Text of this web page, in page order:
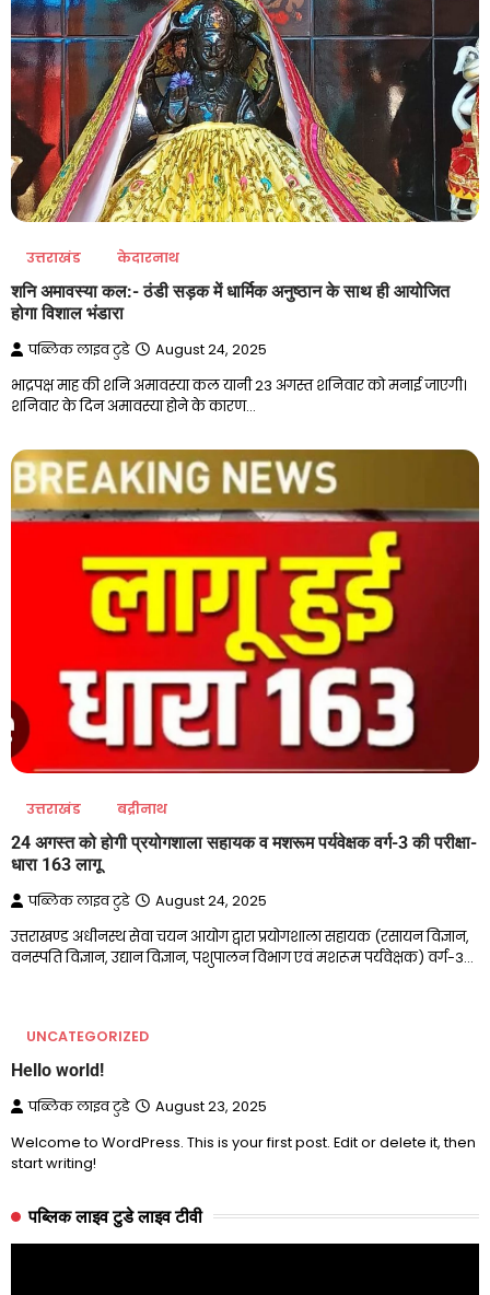
उत्तराखंड केदारनाथ
शनि अमावस्या कल:- ठंडी सड़क में धार्मिक अनुष्ठान के साथ ही आयोजित
होगा विशाल भंडारा
पब्लिक लाइव टुडे August 24, 2025
भाद्रपक्ष माह की शनि अमावस्या कल यानी 23 अगस्त शनिवार को मनाई जाएगी।
शनिवार के दिन अमावस्या होने के कारण…
उत्तराखंड बद्रीनाथ
24 अगस्त को होगी प्रयोगशाला सहायक व मशरूम पर्यवेक्षक वर्ग-3 की परीक्षा-
धारा 163 लागू
पब्लिक लाइव टुडे August 24, 2025
उत्तराखण्ड अधीनस्थ सेवा चयन आयोग द्वारा प्रयोगशाला सहायक (रसायन विज्ञान,
वनस्पति विज्ञान, उद्यान विज्ञान, पशुपालन विभाग एवं मशरूम पर्यवेक्षक) वर्ग-3…
UNCATEGORIZED
Hello world!
पब्लिक लाइव टुडे August 23, 2025
Welcome to WordPress. This is your first post. Edit or delete it, then
start writing!
पब्लिक लाइव टुडे लाइव टीवी